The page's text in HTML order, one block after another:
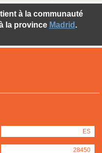
ES
28450
à la communauté
la province Madrid .